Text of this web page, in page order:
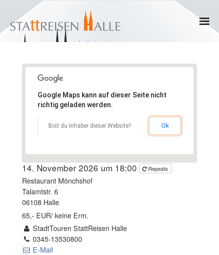
Gruppen
- Private Gruppen
- Kinder und Jugendliche
- Erlebnisführungen & Touren
- Stadtrundfahrten
Google Maps kann auf dieser Seite nicht
richtig geladen werden.
Bist du Inhaber dieser Website? Ok
14. November 2026 um 18:00 Repeats
Restaurant Mönchshof
Talamtstr. 6
06108 Halle
65,- EUR/ keine Erm.
StadtTouren StattReisen Halle
0345-13530800
E-Mail